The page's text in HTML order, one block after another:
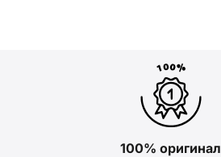
100% оригинал